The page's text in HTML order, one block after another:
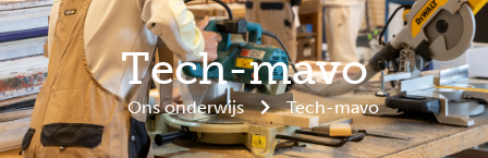
Tech-mavo
Ons onderwijs Tech-mavo